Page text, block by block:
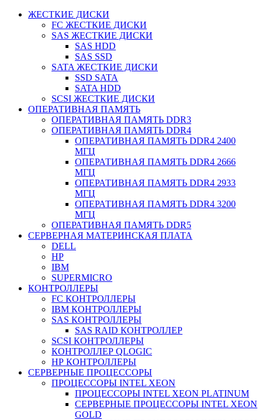
ЖЕСТКИЕ ДИСКИ
FC ЖЕСТКИЕ ДИСКИ
SAS ЖЕСТКИЕ ДИСКИ
SAS HDD
SAS SSD
SATA ЖЕСТКИЕ ДИСКИ
SSD SATA
SATA HDD
SCSI ЖЕСТКИЕ ДИСКИ
ОПЕРАТИВНАЯ ПАМЯТЬ
ОПЕРАТИВНАЯ ПАМЯТЬ DDR3
ОПЕРАТИВНАЯ ПАМЯТЬ DDR4
ОПЕРАТИВНАЯ ПАМЯТЬ DDR4 2400
МГЦ
ОПЕРАТИВНАЯ ПАМЯТЬ DDR4 2666
МГЦ
ОПЕРАТИВНАЯ ПАМЯТЬ DDR4 2933
МГЦ
ОПЕРАТИВНАЯ ПАМЯТЬ DDR4 3200
МГЦ
ОПЕРАТИВНАЯ ПАМЯТЬ DDR5
СЕРВЕРНАЯ МАТЕРИНСКАЯ ПЛАТА
DELL
HP
IBM
SUPERMICRO
КОНТРОЛЛЕРЫ
FC КОНТРОЛЛЕРЫ
IBM КОНТРОЛЛЕРЫ
SAS КОНТРОЛЛЕРЫ
SAS RAID КОНТРОЛЛЕР
SCSI КОНТРОЛЛЕРЫ
КОНТРОЛЛЕР QLOGIC
НР КОНТРОЛЛЕРЫ
СЕРВЕРНЫЕ ПРОЦЕССОРЫ
ПРОЦЕССОРЫ INTEL XEON
ПРОЦЕССОРЫ INTEL XEON PLATINUM
СЕРВЕРНЫЕ ПРОЦЕССОРЫ INTEL XEON
GOLD